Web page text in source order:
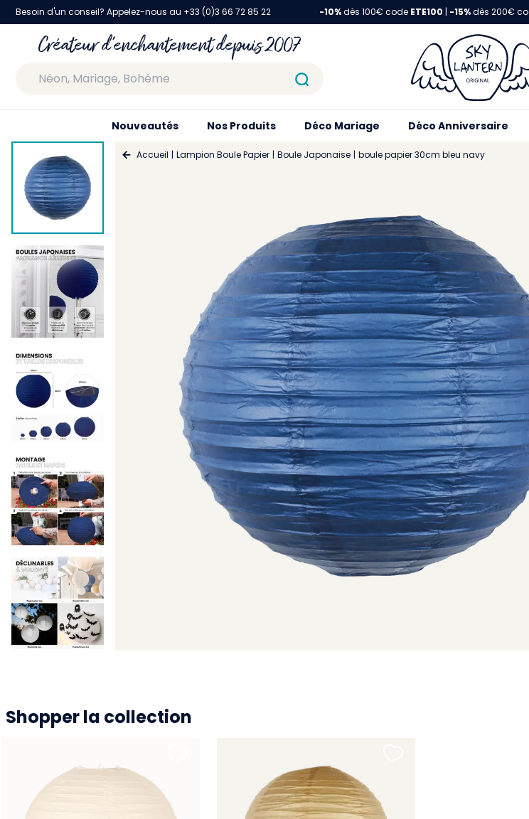
Besoin d'un conseil? Appelez-nous au +33 (0)3 66 72 85 22 -10%dès 100€ code ETE100 | -15%dès 200€
Créateur d'enchantement depuis 2007
Nouveautés Nos Produits Déco Mariage Déco Anniversaire
Accueil Lampion Boule Papier Boule Japonaise boule papier 30cm bleu navy
Shopper la collection